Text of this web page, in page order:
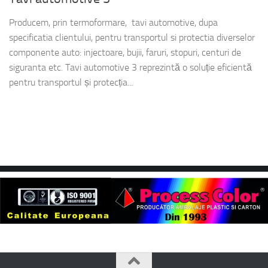
Producem, prin termoformare, tavi automotive, dupa
specificatia clientului, pentru transportul si protectia diverselor
componente auto: injectoare, bujii, faruri, stopuri, centuri de
siguranta etc. Tavi automotive 3 reprezintă o soluție eficientă
pentru transportul și protecția...